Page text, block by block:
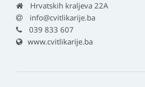
Hrvatskih kraljeva 22A
info@cvitlikarije.ba
039 833 607
www.cvitlikarije.ba